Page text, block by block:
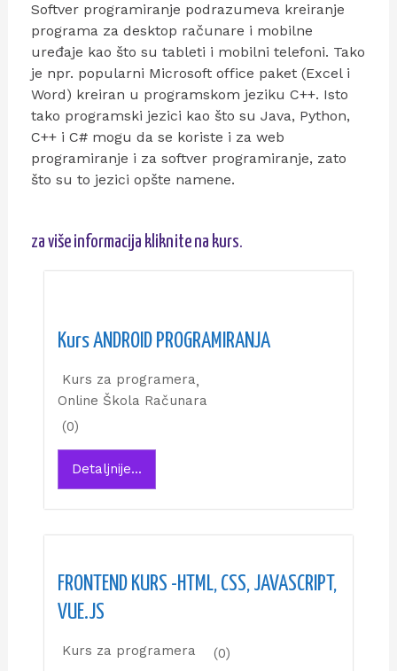
Softver programiranje podrazumeva kreiranje
programa za desktop računare i mobilne
uređaje kao što su tableti i mobilni telefoni. Tako
je npr. popularni Microsoft office paket (Excel i
Word) kreiran u programskom jeziku C++. Isto
tako programski jezici kao što su Java, Python,
C++ i C# mogu da se koriste i za web
programiranje i za softver programiranje, zato
što su to jezici opšte namene.
za više informacija kliknite na kurs.
Kurs ANDROID PROGRAMIRANJA
Kurs za programera,
Online Škola Računara
(0)
Detaljnije...
FRONTEND KURS -HTML, CSS, JAVASCRIPT,
VUE.JS
Kurs za programera (0)